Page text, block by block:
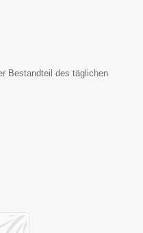
Bestandteil des täglichen